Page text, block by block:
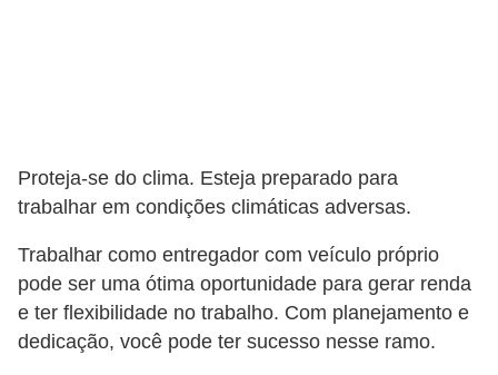
Proteja-se do clima. Esteja preparado para
trabalhar em condições climáticas adversas.
Trabalhar como entregador com veículo próprio
pode ser uma ótima oportunidade para gerar renda
e ter flexibilidade no trabalho. Com planejamento e
dedicação, você pode ter sucesso nesse ramo.